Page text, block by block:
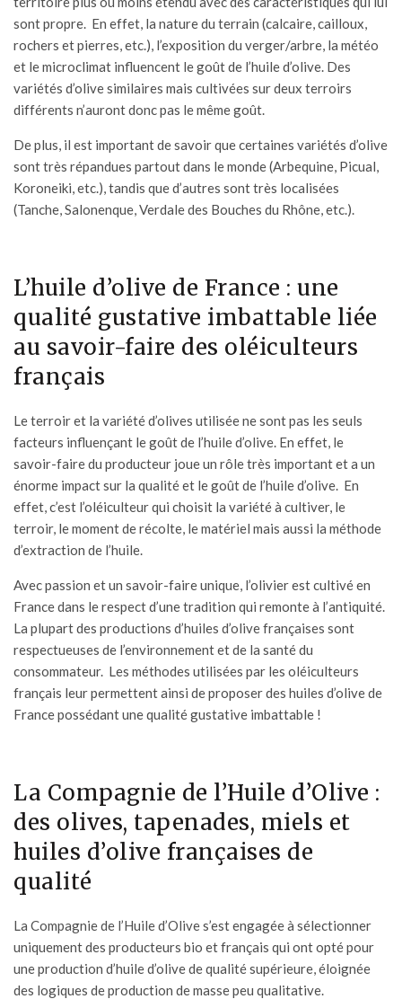
sont propre. En effet, la nature du terrain (calcaire, cailloux,
rochers et pierres, etc.), l’exposition du verger/arbre, la météo
et le microclimat influencent le goût de l’huile d’olive. Des
variétés d’olive similaires mais cultivées sur deux terroirs
différents n’auront donc pas le même goût.
De plus, il est important de savoir que certaines variétés d’olive
sont très répandues partout dans le monde (Arbequine, Picual,
Koroneiki, etc.), tandis que d’autres sont très localisées
(Tanche, Salonenque, Verdale des Bouches du Rhône, etc.).
L’huile d’olive de France : une
qualité gustative imbattable liée
au savoir-faire des oléiculteurs
français
Le terroir et la variété d’olives utilisée ne sont pas les seuls
facteurs influençant le goût de l’huile d’olive. En effet, le
savoir-faire du producteur joue un rôle très important et a un
énorme impact sur la qualité et le goût de l’huile d’olive. En
effet, c’est l’oléiculteur qui choisit la variété à cultiver, le
terroir, le moment de récolte, le matériel mais aussi la méthode
d’extraction de l’huile.
Avec passion et un savoir-faire unique, l’olivier est cultivé en
France dans le respect d’une tradition qui remonte à l’antiquité.
La plupart des productions d’huiles d’olive françaises sont
respectueuses de l’environnement et de la santé du
consommateur. Les méthodes utilisées par les oléiculteurs
français leur permettent ainsi de proposer des huiles d’olive de
France possédant une qualité gustative imbattable !
La Compagnie de l’Huile d’Olive :
des olives, tapenades, miels et
huiles d’olive françaises de
qualité
La Compagnie de l’Huile d’Olives’est engagée à sélectionner
uniquement des producteurs bio et français qui ont opté pour
une production d’huile d’olive de qualité supérieure, éloignée
des logiques de production de masse peu qualitative.